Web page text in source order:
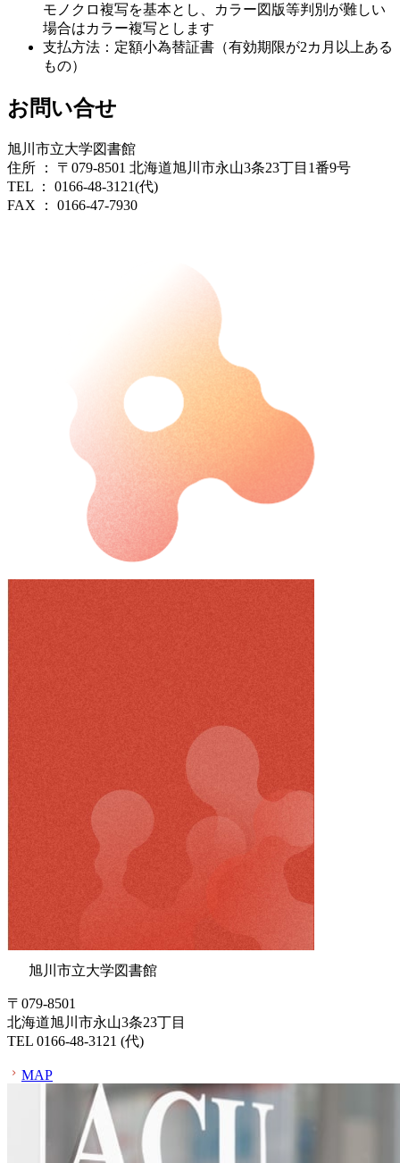
モノクロ複写を基本とし、カラー図版等判別が難しい
場合はカラー複写とします
支払方法：定額小為替証書（有効期限が2カ月以上ある
もの）
お問い合せ
旭川市立大学図書館
住所 ： 〒079-8501 北海道旭川市永山3条23丁目1番9号
TEL ： 0166-48-3121(代)
FAX ： 0166-47-7930
旭川市立大学図書館
〒079-8501
北海道旭川市永山3条23丁目
TEL 0166-48-3121 (代)
MAP